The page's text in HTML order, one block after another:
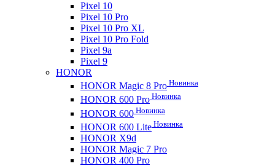
Pixel 10
Pixel 10 Pro
Pixel 10 Pro XL
Pixel 10 Pro Fold
Pixel 9a
Pixel 9
HONOR
HONOR Magic 8 Pro Новинка
HONOR 600 Pro Новинка
HONOR 600 Новинка
HONOR 600 Lite Новинка
HONOR X9d
HONOR Magic 7 Pro
HONOR 400 Pro